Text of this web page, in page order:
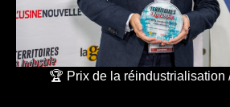
🏆 Prix de la réindustrialisation